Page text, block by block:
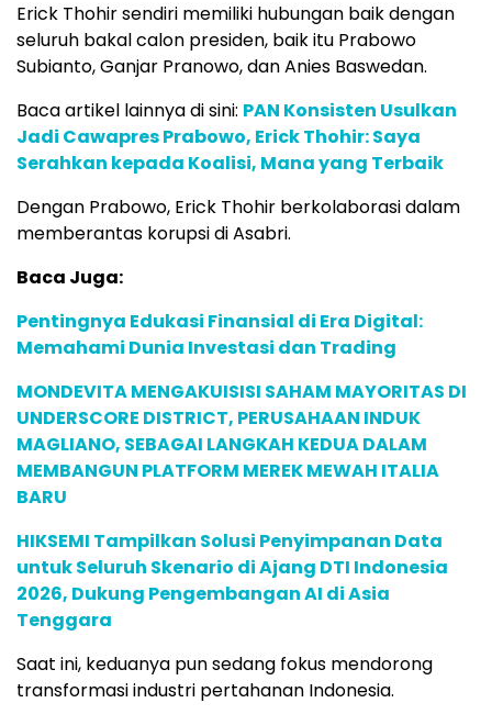
Erick Thohir sendiri memiliki hubungan baik dengan
seluruh bakal calon presiden, baik itu Prabowo
Subianto, Ganjar Pranowo, dan Anies Baswedan.
Baca artikel lainnya di sini: PAN Konsisten Usulkan
Jadi Cawapres Prabowo, Erick Thohir: Saya
Serahkan kepada Koalisi, Mana yang Terbaik
Dengan Prabowo, Erick Thohir berkolaborasi dalam
memberantas korupsi di Asabri.
Baca Juga:
Pentingnya Edukasi Finansial di Era Digital:
Memahami Dunia Investasi dan Trading
MONDEVITA MENGAKUISISI SAHAM MAYORITAS DI
UNDERSCORE DISTRICT, PERUSAHAAN INDUK
MAGLIANO, SEBAGAI LANGKAH KEDUA DALAM
MEMBANGUN PLATFORM MEREK MEWAH ITALIA
BARU
HIKSEMI Tampilkan Solusi Penyimpanan Data
untuk Seluruh Skenario di Ajang DTI Indonesia
2026, Dukung Pengembangan AI di Asia
Tenggara
Saat ini, keduanya pun sedang fokus mendorong
transformasi industri pertahanan Indonesia.